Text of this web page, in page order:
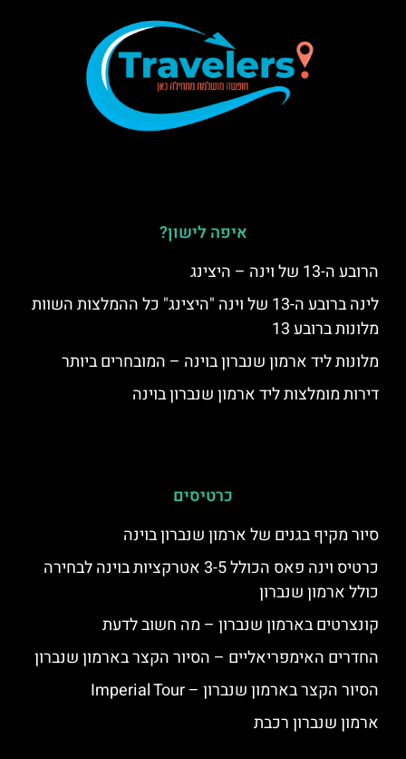
איפה לישון?
הרובע ה-13 של וינה – היצינג
לינה ברובע ה-13 של וינה "היצינג" כל ההמלצות השוות
מלונות ברובע 13
מלונות ליד ארמון שנברון בוינה – המובחרים ביותר
דירות מומלצות ליד ארמון שנברון בוינה
כרטיסים
סיור מקיף בגנים של ארמון שנברון בוינה
כרטיס וינה פאס הכולל 3-5 אטרקציות בוינה לבחירה
כולל ארמון שנברון
קונצרטים בארמון שנברון – מה חשוב לדעת
החדרים האימפריאליים – הסיור הקצר בארמון שנברון
הסיור הקצר בארמון שנברון – Imperial Tour
ארמון שנברון רכבת